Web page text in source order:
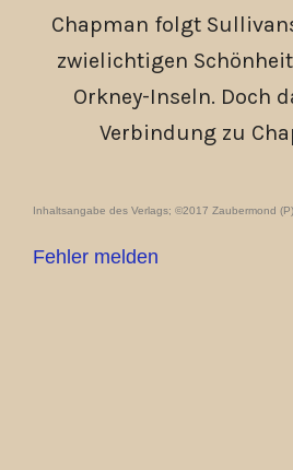
Chapman folgt
zwielichtigen
Orkney-Inseln. Doch
Verbindung zu
Inhaltsangabe des Verlags; ©2017 Zaubermond
Fehler melden